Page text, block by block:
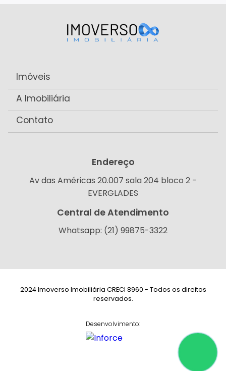
Imóveis
A Imobiliária
Contato
Endereço
Av das Américas 20.007 sala 204 bloco 2 -
EVERGLADES
Central de Atendimento
Whatsapp: (21) 99875-3322
2024 Imoverso Imobiliária CRECI 8960 - Todos os direitos
reservados.
Desenvolvimento: